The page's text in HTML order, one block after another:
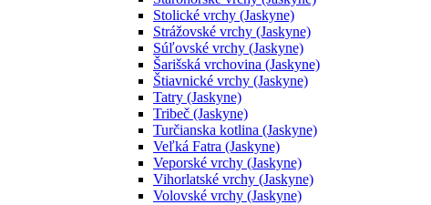
Stolické vrchy (Jaskyne)
Strážovské vrchy (Jaskyne)
Súľovské vrchy (Jaskyne)
Šarišská vrchovina (Jaskyne)
Štiavnické vrchy (Jaskyne)
Tatry (Jaskyne)
Tribeč (Jaskyne)
Turčianska kotlina (Jaskyne)
Veľká Fatra (Jaskyne)
Veporské vrchy (Jaskyne)
Vihorlatské vrchy (Jaskyne)
Volovské vrchy (Jaskyne)